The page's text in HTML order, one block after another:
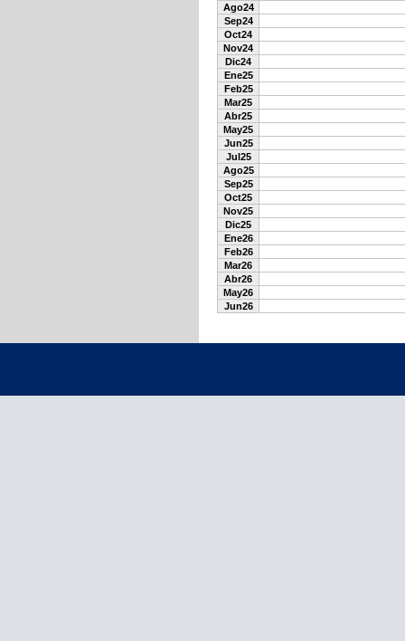
Ago24
Sep24
Oct24
Nov24
Dic24
Ene25
Feb25
Mar25
Abr25
May25
Jun25
Jul25
Ago25
Sep25
Oct25
Nov25
Dic25
Ene26
Feb26
Mar26
Abr26
May26
Jun26